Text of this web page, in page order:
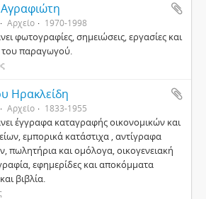
Αρχείο 1970-1998
φωτογραφίες, σημειώσεις, εργασίες και
του παραγωγού.
Ηρακλείδη
Αρχείο 1833-1955
έγγραφα καταγραφής οικονομικών και
εμπορικά κατάστιχα , αντίγραφα
πωλητήρια και ομόλογα, οικογενειακή
εφημερίδες και αποκόμματα
βιβλία.